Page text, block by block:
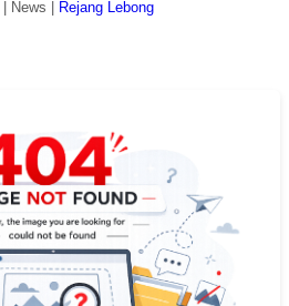
News Rejang Lebong